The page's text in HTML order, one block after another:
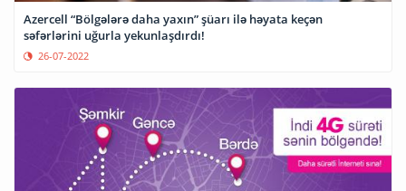
Azercell “Bölgələrə daha yaxın” şüarı ilə həyata keçən
səfərlərini uğurla yekunlaşdırdı!
26-07-2022